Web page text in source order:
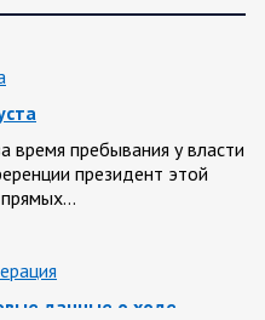
время пребывания у власти
президент этой
данные о ходе